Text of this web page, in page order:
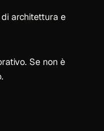
architettura e
Se non è